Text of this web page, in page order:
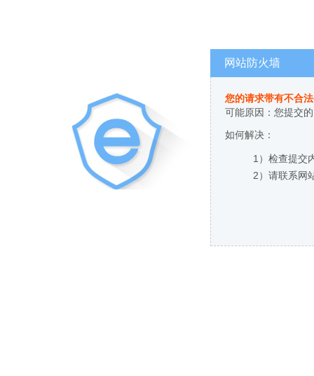
网站防火墙
您的请求带有不合
可能原因：您提交
如何解决：
1）检查提交
2）请联系网